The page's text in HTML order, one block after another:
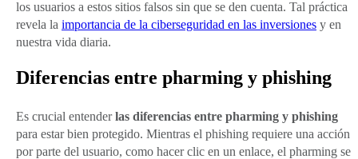
los usuarios a estos sitios falsos sin que se den cuenta. Tal práctica
revela la importancia de la ciberseguridad en las inversiones y en
nuestra vida diaria.
Diferencias entre pharming y phishing
Es crucial entenderlas diferencias entre pharming y phishing
para estar bien protegido. Mientras el phishing requiere una acción
por parte del usuario, como hacer clic en un enlace, el pharming se